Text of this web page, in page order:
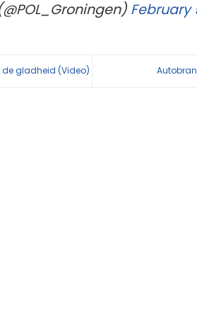
February
gladheid (Video)